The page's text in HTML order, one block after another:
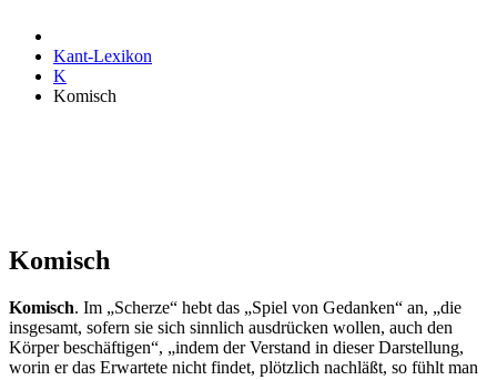
Kant-Lexikon
K
Komisch
Komisch
Komisch. Im „Scherze“ hebt das „Spiel von Gedanken“ an, „die
insgesamt, sofern sie sich sinnlich ausdrücken wollen, auch den
Körper beschäftigen“, „indem der Verstand in dieser Darstellung,
worin er das Erwartete nicht findet, plötzlich nachläßt, so fühlt man